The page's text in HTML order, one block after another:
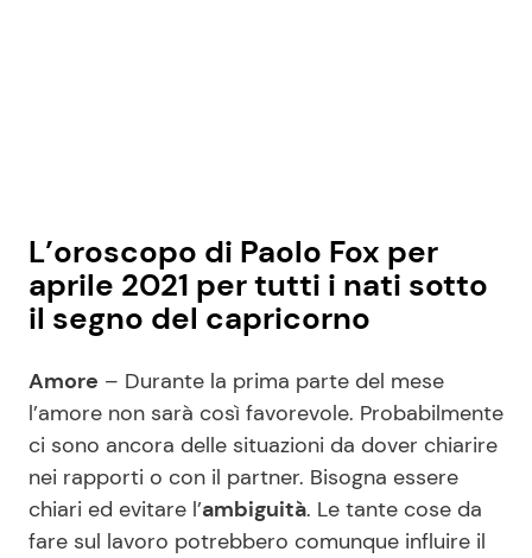
Privacy Policy
L’oroscopo di Paolo Fox per
aprile 2021 per tutti i nati sotto
il segno del capricorno
Amore – Durante la prima parte del mese
l’amore non sarà così favorevole. Probabilmente
ci sono ancora delle situazioni da dover chiarire
nei rapporti o con il partner. Bisogna essere
chiari ed evitare l’ambiguità. Le tante cose da
fare sul lavoro potrebbero comunque influire il